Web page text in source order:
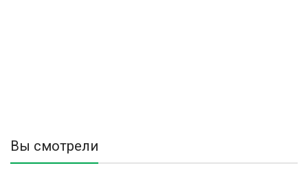
Вы смотрели